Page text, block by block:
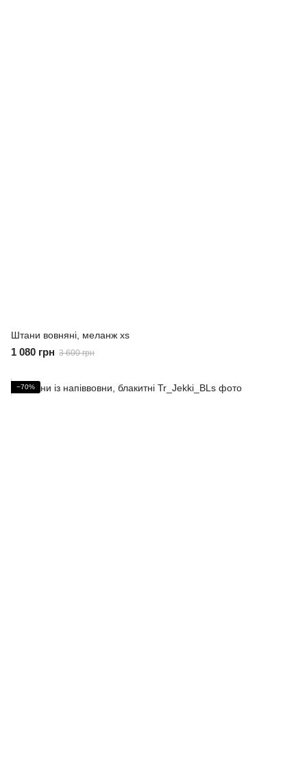
Штани вовняні, меланж xs
1 080 грн 3 600 грн
−70%